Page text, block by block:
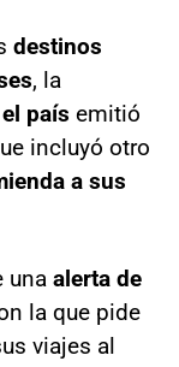
destinos
, la
país emitió
incluyó otro
a sus
una alerta de
la que pide
viajes al